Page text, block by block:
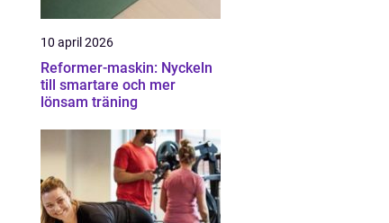
10 april 2026
Reformer-maskin: Nyckeln
till smartare och mer
lönsam träning